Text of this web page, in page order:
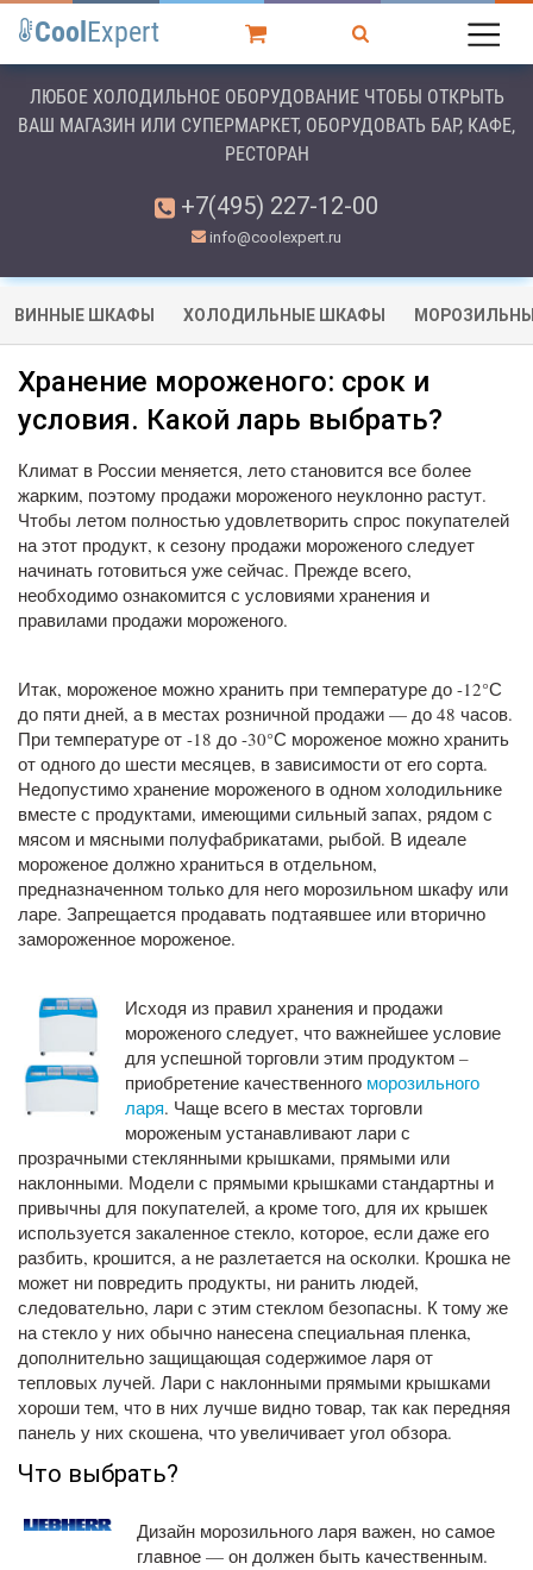
Cool Expert
ЛЮБОЕ ХОЛОДИЛЬНОЕ ОБОРУДОВАНИЕ ЧТОБЫ ОТКРЫТЬ
ВАШ МАГАЗИН ИЛИ СУПЕРМАРКЕТ, ОБОРУДОВАТЬ БАР, КАФЕ,
РЕСТОРАН
+7(495) 227-12-00
info@coolexpert.ru
ВИННЫЕ ШКАФЫ ХОЛОДИЛЬНЫЕ ШКАФЫ
Хранение мороженого: срок и
условия. Какой ларь выбрать?
Климат в России меняется, лето становится все более
жарким, поэтому продажи мороженого неуклонно растут.
Чтобы летом полностью удовлетворить спрос покупателей
на этот продукт, к сезону продажи мороженого следует
начинать готовиться уже сейчас. Прежде всего,
необходимо ознакомится с условиями хранения и
правилами продажи мороженого.
Итак, мороженое можно хранить при температуре до -12°С
до пяти дней, а в местах розничной продажи — до 48 часов.
При температуре от -18 до -30°С мороженое можно хранить
от одного до шести месяцев, в зависимости от его сорта.
Недопустимо хранение мороженого в одном холодильнике
вместе с продуктами, имеющими сильный запах, рядом с
мясом и мясными полуфабрикатами, рыбой. В идеале
мороженое должно храниться в отдельном,
предназначенном только для него морозильном шкафу или
ларе. Запрещается продавать подтаявшее или вторично
замороженное мороженое.
Исходя из правил хранения и продажи
мороженого следует, что важнейшее условие
для успешной торговли этим продуктом –
приобретение качественного морозильного
ларя. Чаще всего в местах торговли
мороженым устанавливают лари с
прозрачными стеклянными крышками, прямыми или
наклонными. Модели с прямыми крышками стандартны и
привычны для покупателей, а кроме того, для их крышек
используется закаленное стекло, которое, если даже его
разбить, крошится, а не разлетается на осколки. Крошка не
может ни повредить продукты, ни ранить людей,
следовательно, лари с этим стеклом безопасны. К тому же
на стекло у них обычно нанесена специальная пленка,
дополнительно защищающая содержимое ларя от
тепловых лучей. Лари с наклонными прямыми крышками
хороши тем, что в них лучше видно товар, так как передняя
панель у них скошена, что увеличивает угол обзора.
Что выбрать?
Дизайн морозильного ларя важен, но самое
главное — он должен быть качественным.